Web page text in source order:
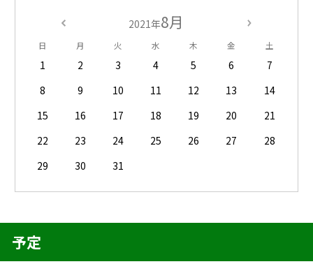
2021年8月
日 月 火 水 木 金 土
1 2 3 4 5 6
7
8
9 10 11 12 13
14
15
16 17 18 19 20
21
22
23 24 25 26 27
28
29
30 31
予定